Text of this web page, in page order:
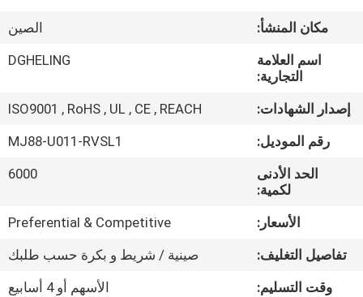
معلومات
جولة
مراقبة
الجودة
مكان المنشأ:
الصين
اسم العلامة
التجارية:
DGHELING
إصدار الشهادات:
ISO9001 , RoHS , UL , CE , REACH
رقم الموديل:
MJ88-U011-RVSL1
الحد الأدنى
لكمية:
6000
الأسعار:
Preferential & Competitive
تفاصيل التغليف:
صينية / شريط و بكرة حسب طلبك
وقت التسليم:
الأسهم أو 4 أسابيع